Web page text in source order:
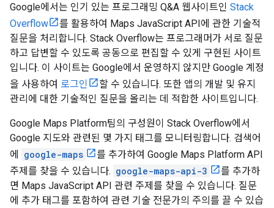
Google에서는 인기 있는 프로그래밍 Q&A 웹사이트인 Stack
Overflow
를 활용하여 Maps JavaScript API에 관한 기술적
질문을 처리합니다. Stack Overflow는 프로그래머가 서로 질문
하고 답변할 수 있도록 공동으로 편집할 수 있게 구현된 사이트
입니다. 이 사이트는 Google에서 운영하지 않지만 Google 계정
을 사용하여 로그인
할 수 있습니다. 또한 앱의 개발 및 유지
관리에 대한 기술적인 질문을 올리는 데 적합한 사이트입니다.
Google Maps Platform팀의 구성원이 Stack Overflow에서
Google 지도와 관련된 몇 가지 태그를 모니터링합니다. 검색어
에
google-maps
를 추가하여 Google Maps Platform API
주제를 찾을 수 있습니다. google-maps-api-3
를 추가하
면 Maps JavaScript API 관련 주제를 찾을 수 있습니다. 질문
에 추가 태그를 포함하여 관련 기술 전문가의 주의를 끌 수 있습